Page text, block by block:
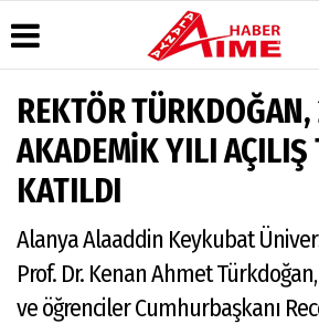
Üye Paneli
Haber
Arşivi
Arşivi
Günün
Haberleri
Hava
Durumu
Anketler
Biyografiler
Köşe
Foto
REKTÖR
AKADEMİK YILI AÇILIŞ
KATILDI
Alanya Alaaddin Keykubat
Prof. Dr. Kenan Ahmet
ve öğrenciler Cumhurbaşkanı